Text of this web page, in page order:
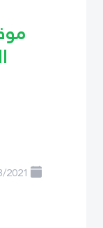
2021